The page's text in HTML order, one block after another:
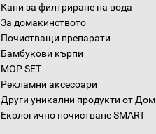
Кани за филтриране на вода
За домакинството
Почистващи препарати
Бамбукови кърпи
MOP SET
Рекламни аксесоари
Други уникални продукти от Дом
Екологично почистване SMART